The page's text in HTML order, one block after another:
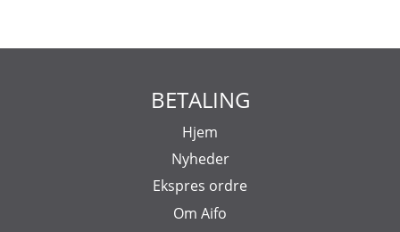
BETALING
Hjem
Nyheder
Ekspres ordre
Om Aifo